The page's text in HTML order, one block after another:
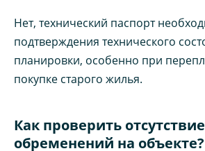
Нет, технический паспорт
подтверждения технического
планировки, особенно при
покупке старого жилья.
Как проверить отсутствие
обременений на объекте?